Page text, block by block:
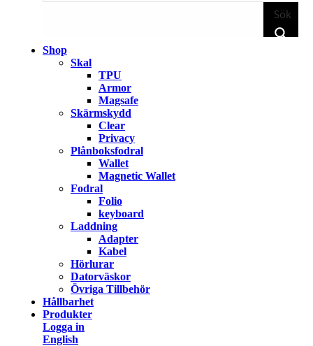
Sök
Shop
Skal
TPU
Armor
Magsafe
Skärmskydd
Clear
Privacy
Plånboksfodral
Wallet
Magnetic Wallet
Fodral
Folio
keyboard
Laddning
Adapter
Kabel
Hörlurar
Datorväskor
Övriga Tillbehör
Hållbarhet
Produkter
Logga in
English